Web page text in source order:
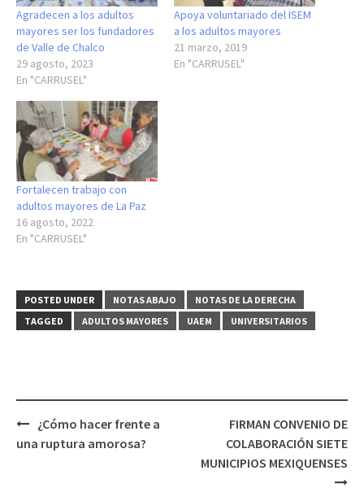
Agradecen a los adultos
mayores ser los fundadores
de Valle de Chalco
29 agosto, 2023
En "CARRUSEL"
Apoya voluntariado del ISEM
a los adultos mayores
21 marzo, 2019
En "CARRUSEL"
Fortalecen trabajo con
adultos mayores de La Paz
16 agosto, 2022
En "CARRUSEL"
POSTED UNDER NOTAS ABAJO
NOTAS DE LA DERECHA
TAGGED
ADULTOS MAYORES UAEM UNIVERSITARIOS
Post
navigation
¿Cómo hacer frente a
una ruptura amorosa?
FIRMAN CONVENIO DE
COLABORACIÓN SIETE
MUNICIPIOS MEXIQUENSES